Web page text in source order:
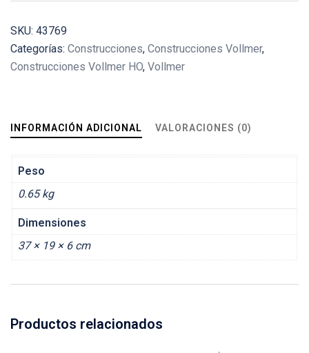
SKU: 43769
Categorías: Construcciones, Construcciones Vollmer,
Construcciones Vollmer HO, Vollmer
INFORMACIÓN ADICIONAL VALORACIONES (0)
Peso
0.65 kg
Dimensiones
37 × 19 × 6 cm
Productos relacionados